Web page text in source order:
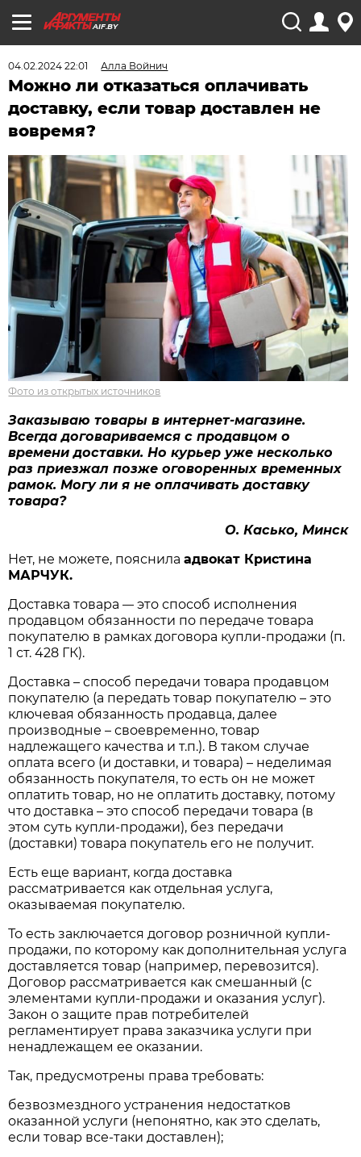
AIF.BY
04.02.2024 22:01 Алла Войнич
Можно ли отказаться оплачивать
доставку, если товар доставлен не
вовремя?
Фото из открытых источников
Заказываю товары в интернет-магазине.
Всегда договариваемся с продавцом о
времени доставки. Но курьер уже несколько
раз приезжал позже оговоренных временных
рамок.Могули я не оплачивать доставку
товара?
О. Касько, Минск
Нет, не можете, пояснилаадвокат Кристина
МАРЧУК.
Доставка товара— это способ исполнения
продавцом обязанности по передаче товара
покупателю в рамках договора купли-продажи (п.
1 ст. 428 ГК).
Доставка – способ передачи товара продавцом
покупателю (а передать товар покупателю – это
ключевая обязанность продавца, далее
производные – своевременно, товар
надлежащего качества и т.п.). В таком случае
оплата всего (и доставки, и товара) – неделимая
обязанность покупателя, то есть он не может
оплатить товар, но не оплатить доставку, потому
что доставка – это способ передачи товара (в
этом суть купли-продажи), без передачи
(доставки) товара покупатель его не получит.
Есть еще вариант, когда доставка
рассматривается как отдельная услуга,
оказываемая покупателю.
То есть заключается договор розничной купли-
продажи, по которому как дополнительная услуга
доставляется товар (например, перевозится).
Договор рассматривается как смешанный (с
элементами купли-продажи и оказания услуг).
Закон о защите прав потребителей
регламентирует права заказчика услуги при
ненадлежащем ее оказании.
Так, предусмотрены права требовать:
безвозмездного устранения недостатков
оказанной услуги (непонятно, как это сделать,
если товар все-таки доставлен);